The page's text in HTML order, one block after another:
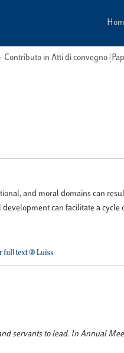
Contributo in Atti di convegno
and moral domains can
can facilitate a cycle
servants to lead. In Annual